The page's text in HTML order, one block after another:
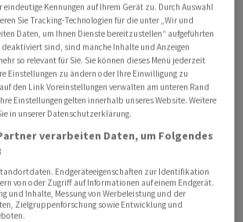
Kennungen auf Ihrem Gerät zu. Durch Auswahl
Sie Tracking-Technologien für die unter „Wir und
Daten, um Ihnen Dienste bereitzustellen“ aufgeführten
deaktiviert sind, sind manche Inhalte und Anzeigen
so relevant für Sie. Sie können dieses Menü jederzeit
Einstellungen zu ändern oder Ihre Einwilligung zu
den Link Voreinstellungen verwalten am unteren Rand
Einstellungen gelten innerhalb unseres Website. Weitere
in unserer Datenschutzerklärung.
verarbeiten Daten, um Folgendes
Endgeräteeigenschaften zur Identifikation
von oder Zugriff auf Informationen auf einem Endgerät.
und Inhalte, Messung von Werbeleistung und der
Zielgruppenforschung sowie Entwicklung und